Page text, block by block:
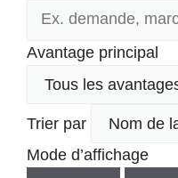
Avantage principal
Trier par
Mode d’affichage